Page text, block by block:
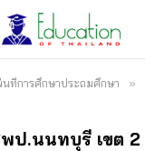
นที่การศึกษาประถมศึกษา »
ป.นนทบุรี เขต 2